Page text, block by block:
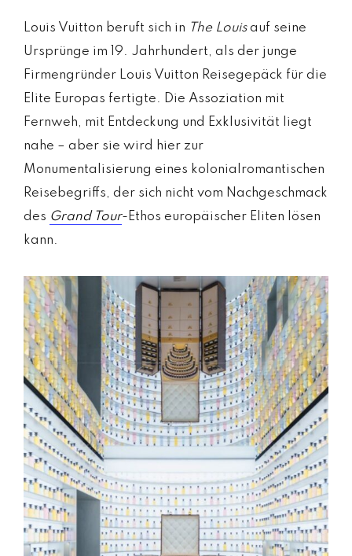
Louis Vuitton beruft sich in The Louisauf seine
Ursprünge im 19. Jahrhundert, als der junge
Firmengründer Louis Vuitton Reisegepäck für die
Elite Europas fertigte. Die Assoziation mit
Fernweh, mit Entdeckung und Exklusivität liegt
nahe – aber sie wird hier zur
Monumentalisierung eines kolonialromantischen
Reisebegriffs, der sich nicht vom Nachgeschmack
des Grand Tour-Ethos europäischer Eliten lösen
kann.